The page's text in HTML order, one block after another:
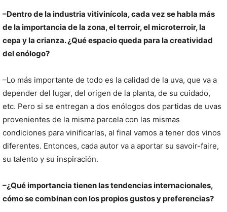
–Dentro de la industria vitivinícola, cada vez se habla más
de la importancia de la zona, el terroir, el microterroir, la
cepa y la crianza. ¿Qué espacio queda para la creatividad
del enólogo?
–Lo más importante de todo es la calidad de la uva, que va a
depender del lugar, del origen de la planta, de su cuidado,
etc. Pero si se entregan a dos enólogos dos partidas de uvas
provenientes de la misma parcela con las mismas
condiciones para vinificarlas, al final vamos a tener dos vinos
diferentes. Entonces, cada autor va a aportar su savoir-faire,
su talento y su inspiración.
–¿Qué importancia tienen las tendencias internacionales,
cómo se combinan con los propios gustos y preferencias?